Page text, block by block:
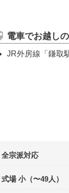
電車でお越し
JR外房線「鎌取
全宗派対応
式場 小（〜49人）